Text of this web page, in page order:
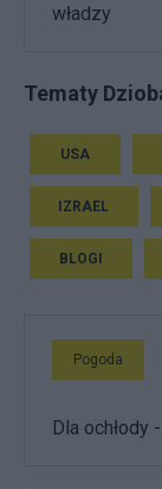
władzy
Tematy
USA
IZRAEL
BLOGI
Pogoda
Dla ochłody